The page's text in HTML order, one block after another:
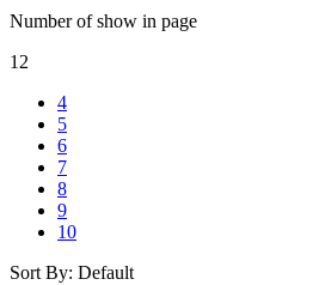
Number of show in page
12
4
5
6
7
8
9
10
Sort By: Default